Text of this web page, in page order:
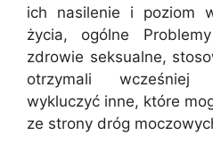
ich nasilenie i poziom
życia, ogólne
zdrowie seksualne,
otrzymali wcześniej
wykluczyć inne, które
ze strony dróg